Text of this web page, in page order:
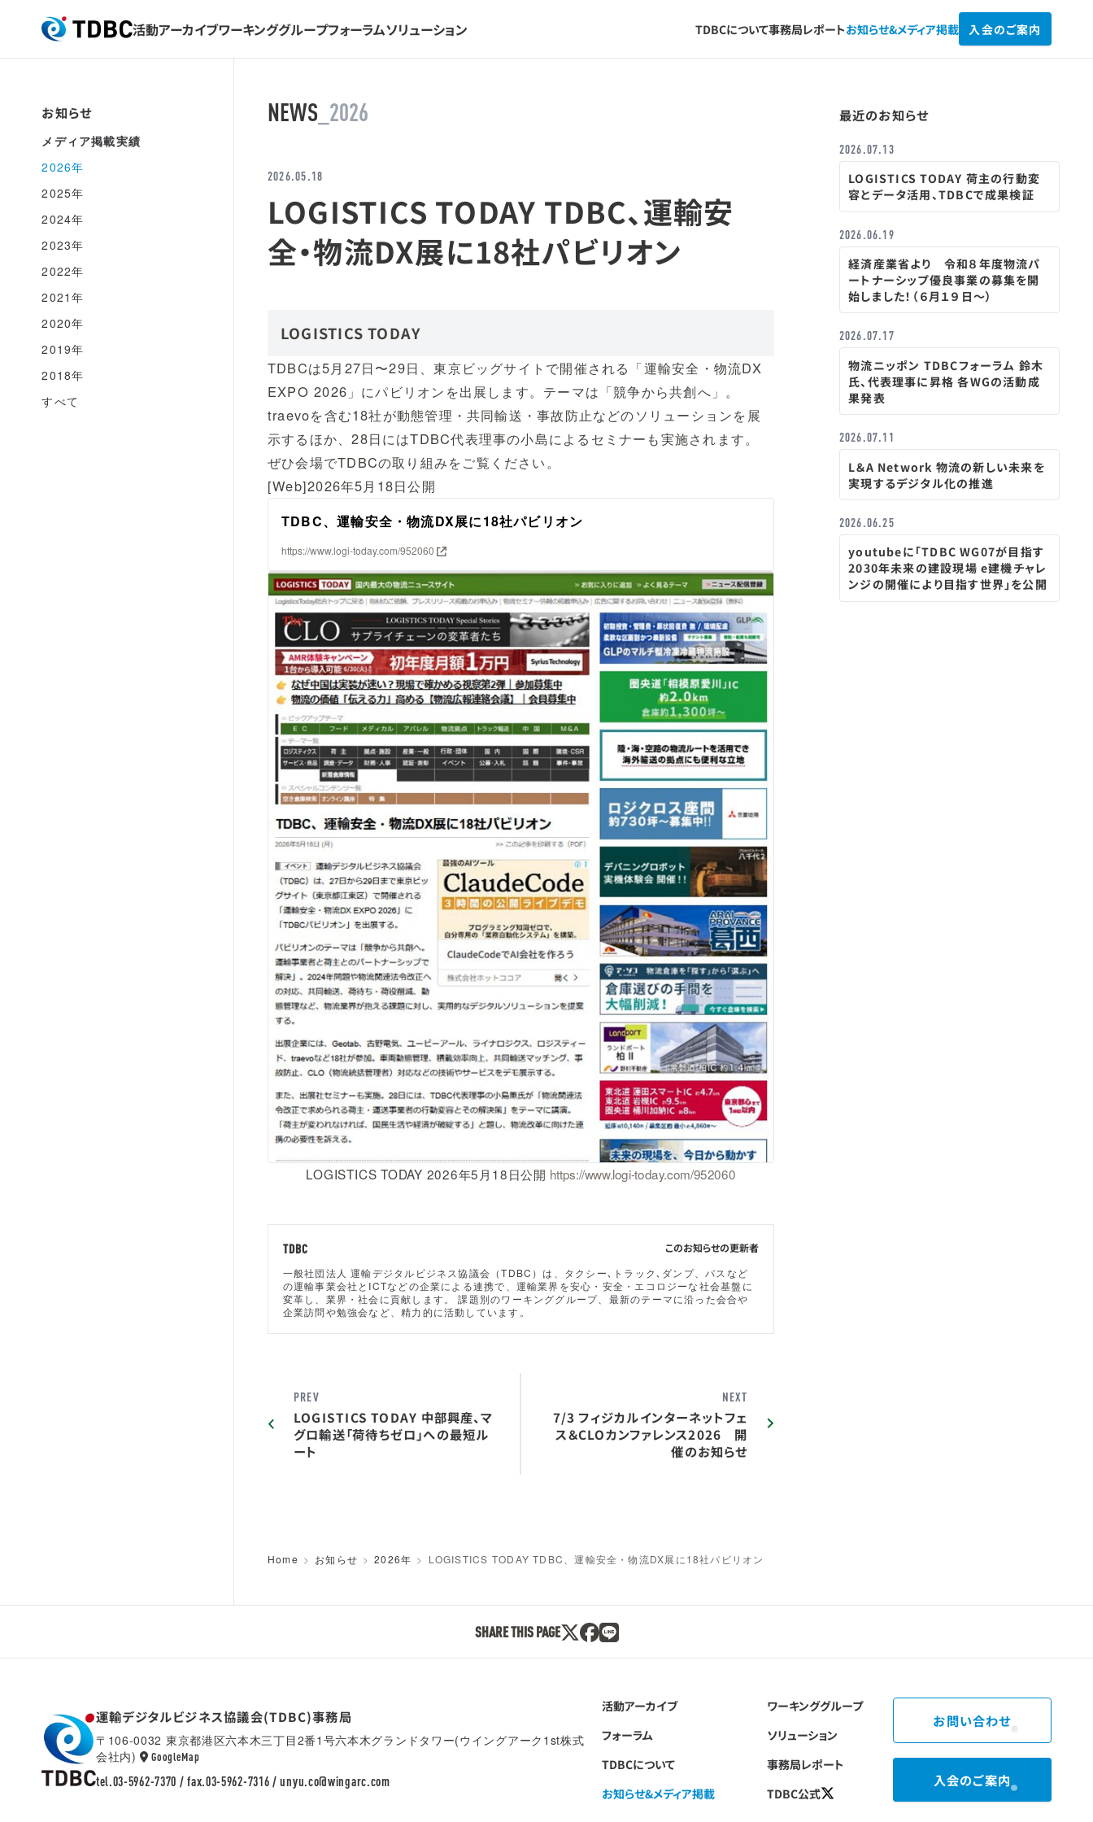
TDBC 活動アーカイブワーキンググループフォーラムソリューション TDBCについて事務局レポートお知らせ&メディア掲載 入会のご案内
NEWS _2026
2026.05.18
LOGISTICS TODAY TDBC、運輸安
全・物流DX展に18社パビリオン
LOGISTICS TODAY
TDBCは5月27日〜29日、東京ビッグサイトで開催される「運輸安全・物流DX
EXPO 2026」にパビリオンを出展します。テーマは「競争から共創へ」。
traevoを含む18社が動態管理・共同輸送・事故防止などのソリューションを展
示するほか、28日にはTDBC代表理事の小島によるセミナーも実施されます。
ぜひ会場でTDBCの取り組みをご覧ください。
[Web]2026年5月18日公開
TDBC、運輸安全・物流DX展に18社パビリオン
https://www.logi-today.com/952060
LOGISTICS TODAY 2026年5月18日公開 https://www.logi-today.com/952060
このお知らせの更新者
TDBC
一般社団法人 運輸デジタルビジネス協議会（TDBC）は、タクシー､トラック､ダンプ、バスなど
の運輸事業会社とICTなどの企業による連携で、運輸業界を安心・安全・エコロジーな社会基盤に
変革し、業界・社会に貢献します。 課題別のワーキンググループ、最新のテーマに沿った会合や
企業訪問や勉強会など、精力的に活動しています。
PREV
LOGISTICS TODAY 中部興産、マ
グロ輸送「荷待ちゼロ」への最短ル
ート
NEXT
7/3 フィジカルインターネットフェ
ス＆CLOカンファレンス2026 開
催のお知らせ
最近のお知らせ
2026.07.13
LOGISTICS TODAY 荷主の行動変
容とデータ活用、TDBCで成果検証
2026.06.19
経済産業省より 令和８年度物流パ
ートナーシップ優良事業の募集を開
始しました！（６月１９日～）
2026.07.17
物流ニッポン TDBCフォーラム 鈴木
氏、代表理事に昇格 各WGの活動成
果発表
2026.07.11
L＆A Network 物流の新しい未来を
実現するデジタル化の推進
2026.06.25
youtubeに「TDBC WG07が目指す
2030年未来の建設現場 e建機チャレ
ンジの開催により目指す世界」を公開
Home お知らせ 2026年 LOGISTICS TODAY TDBC、運輸安全・物流DX展に18社パビリオン
お知らせ
メディア掲載実績
2026年
2025年
2024年
2023年
2022年
2021年
2020年
2019年
2018年
すべて
SHARE THIS PAGE
TDBC
運輸デジタルビジネス協議会(TDBC)事務局
〒106-0032 東京都港区六本木三丁目2番1号六本木グランドタワー(ウイングアーク1st株式
会社内)
GoogleMap
tel.03-5962-7370 / fax.03-5962-7316 /unyu.co@wingarc.com
活動アーカイブ
ワーキンググループ
フォーラム
ソリューション
TDBCについて
事務局レポート
お知らせ&メディア掲載
TDBC公式
お問い合わせ
入会のご案内